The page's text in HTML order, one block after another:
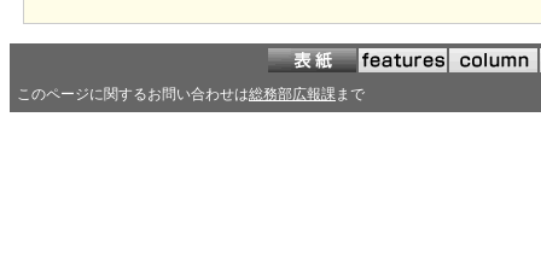
このページに関するお問い合わせは総務部広報課まで